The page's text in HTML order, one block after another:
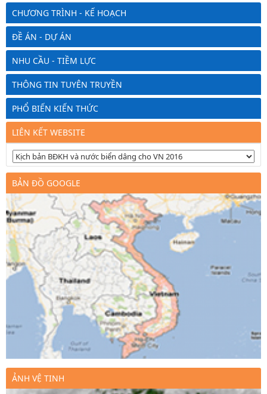
CHƯƠNG TRÌNH - KẾ HOẠCH
ĐỀ ÁN - DỰ ÁN
NHU CẦU - TIỀM LỰC
THÔNG TIN TUYÊN TRUYỀN
PHỔ BIẾN KIẾN THỨC
LIÊN KẾT WEBSITE
BẢN ĐỒ GOOGLE
ẢNH VỆ TINH